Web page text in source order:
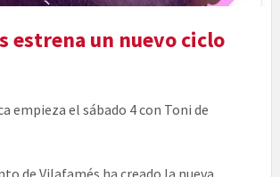
estrena un nuevo ciclo
empieza el sábado 4 con Toni de